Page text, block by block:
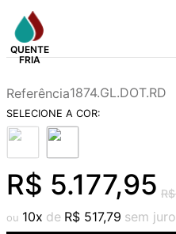
Referência1874.GL.DOT.RD
R$ 5.177,95 R$
10 R$ 517,79
º
8º
black matte
9º
deca you
10º cobre escovado